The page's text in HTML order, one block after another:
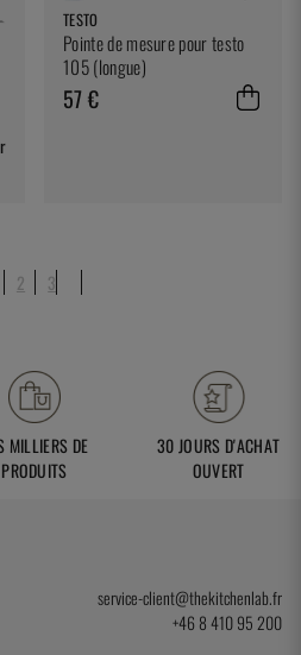
TESTO
Pointe de mesure pour testo
105 (longue)
57 €
2 3
MILLIERS DE
PRODUITS
30 JOURS D'ACHAT
OUVERT
service-client@thekitchenlab.fr
+46 8 410 95 200